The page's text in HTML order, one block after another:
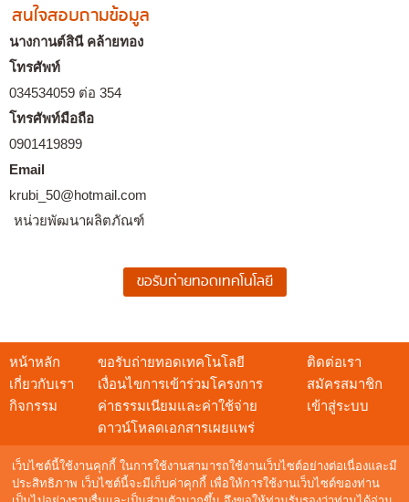
เว็บไซต์นี้ใช้งานคุกกี้ ในการใช้งานสามารถใช้งานเว็บไซต์อย่างต่อเนื่องและมี
ประสิทธิภาพ เว็บไซต์นี้จะมีเก็บค่าคุกกี้ เพื่อให้การใช้งานเว็บไซต์ของท่าน
สนใจสอบถามข้อมูล
นางกานต์สินี คล้ายทอง
โทรศัพท์
034534059 ต่อ 354
โทรศัพท์มือถือ
0901419899
Email
krubi_50@hotmail.com
หน่วยพัฒนาผลิตภัณฑ์
หน้าหลัก
เกี่ยวกับเรา
กิจกรรม
ขอรับถ่ายทอดเทคโนโลยี
เงื่อนไขการเข้าร่วมโครงการ
ค่าธรรมเนียมและค่าใช้จ่าย
ดาวน์โหลดเอกสารเผยแพร่
ติดต่อเรา
สมัครสมาชิก
เข้าสู่ระบบ